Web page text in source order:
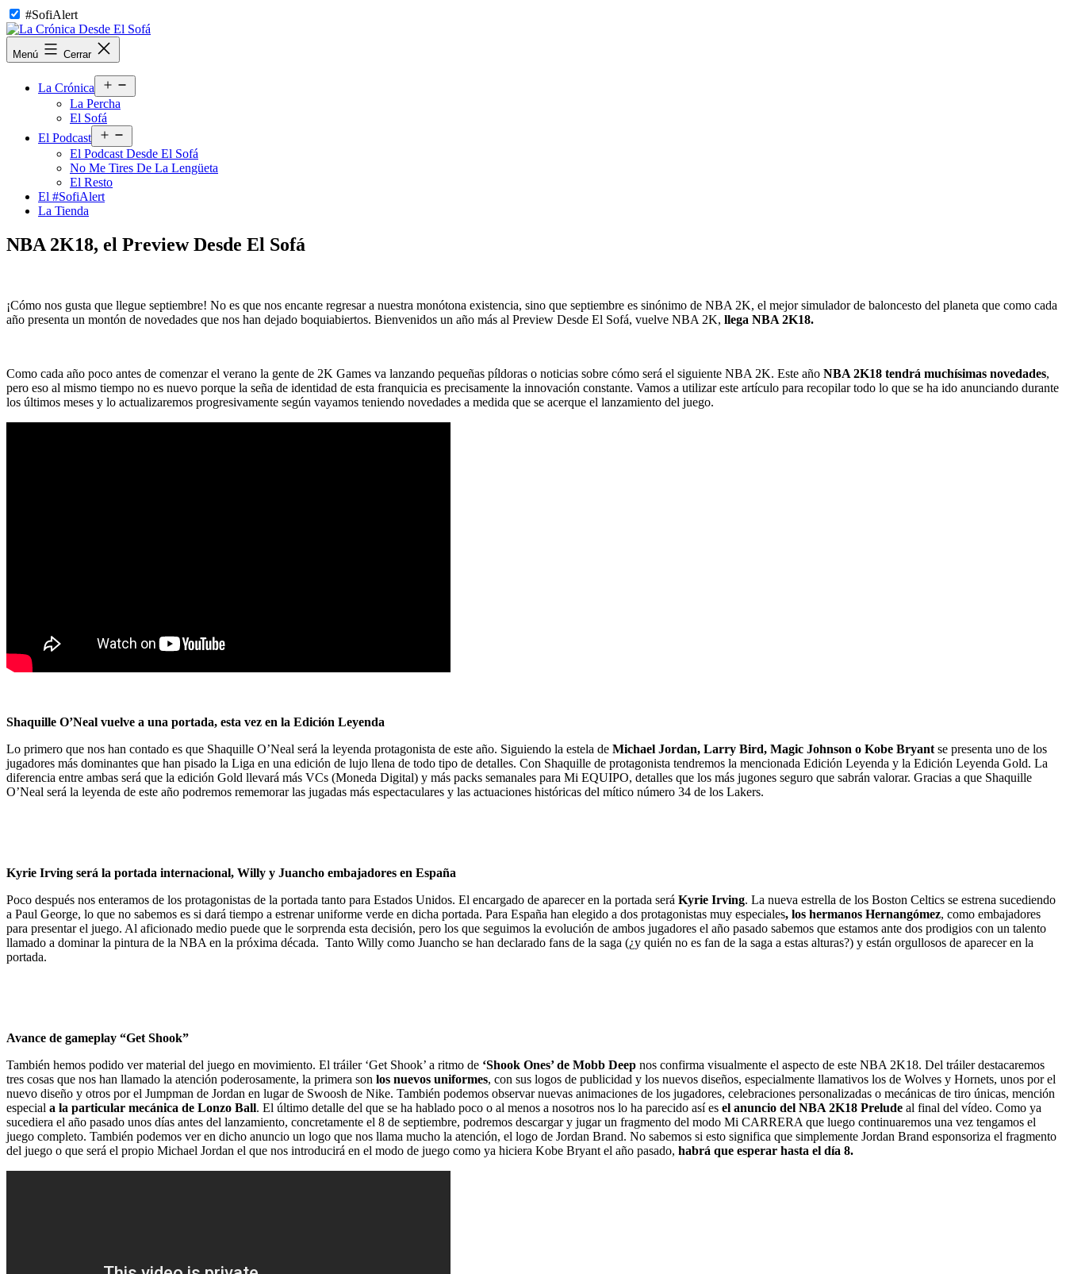
Saltar
al
contenido
#SofiAlert
La
Crónica
Menú Cerrar
La Crónica
el
La Percha
El Sofá
El Podcast
el
menú
El Podcast Desde El Sofá
No Me Tires De La Lengüeta
El Resto
El #SofiAlert
La Tienda
NBA 2K18, el Preview Desde El Sofá
¡Cómo nos gusta que llegue septiembre! No es que nos encante regresar a nuestra monótona existencia, sino que septiembre es sinónimo de NBA 2K, el mejor simulador de baloncesto del planeta que como cada
año presenta un montón de novedades que nos han dejado boquiabiertos. Bienvenidos un año más al Preview Desde El Sofá, vuelve NBA 2K, llega NBA 2K18.
Como cada año poco antes de comenzar el verano la gente de 2K Games va lanzando pequeñas píldoras o noticias sobre cómo será el siguiente NBA 2K. Este año NBA 2K18 tendrá muchísimas novedades,
pero eso al mismo tiempo no es nuevo porque la seña de identidad de esta franquicia es precisamente la innovación constante. Vamos a utilizar este artículo para recopilar todo lo que se ha ido anunciando durante
los últimos meses y lo actualizaremos progresivamente según vayamos teniendo novedades a medida que se acerque el lanzamiento del juego.
Shaquille O’Neal vuelve a una portada, esta vez en la Edición Leyenda
Lo primero que nos han contado es que Shaquille O’Neal será la leyenda protagonista de este año. Siguiendo la estela de Michael Jordan, Larry Bird, Magic Johnson o Kobe Bryant se presenta uno de los
jugadores más dominantes que han pisado la Liga en una edición de lujo llena de todo tipo de detalles. Con Shaquille de protagonista tendremos la mencionada Edición Leyenda y la Edición Leyenda Gold. La
diferencia entre ambas será que la edición Gold llevará más VCs (Moneda Digital) y más packs semanales para Mi EQUIPO, detalles que los más jugones seguro que sabrán valorar. Gracias a que Shaquille
O’Neal será la leyenda de este año podremos rememorar las jugadas más espectaculares y las actuaciones históricas del mítico número 34 de los Lakers.
Kyrie Irving será la portada internacional, Willy y Juancho embajadores en España
Poco después nos enteramos de los protagonistas de la portada tanto para Estados Unidos. El encargado de aparecer en la portada será Kyrie Irving. La nueva estrella de los Boston Celtics se estrena sucediendo
a Paul George, lo que no sabemos es si dará tiempo a estrenar uniforme verde en dicha portada. Para España han elegido a dos protagonistas muy especiales, los hermanos Hernangómez, como embajadores
para presentar el juego. Al aficionado medio puede que le sorprenda esta decisión, pero los que seguimos la evolución de ambos jugadores el año pasado sabemos que estamos ante dos prodigios con un talento
llamado a dominar la pintura de la NBA en la próxima década. Tanto Willy como Juancho se han declarado fans de la saga (¿y quién no es fan de la saga a estas alturas?) y están orgullosos de aparecer en la
portada.
Avance de gameplay “Get Shook”
También hemos podido ver material del juego en movimiento. El tráiler ‘Get Shook’ a ritmo de ‘Shook Ones’ de Mobb Deep nos confirma visualmente el aspecto de este NBA 2K18. Del tráiler destacaremos
tres cosas que nos han llamado la atención poderosamente, la primera son los nuevos uniformes, con sus logos de publicidad y los nuevos diseños, especialmente llamativos los de Wolves y Hornets, unos por el
nuevo diseño y otros por el Jumpman de Jordan en lugar de Swoosh de Nike. También podemos observar nuevas animaciones de los jugadores, celebraciones personalizadas o mecánicas de tiro únicas, mención
especial a la particular mecánica de Lonzo Ball. El último detalle del que se ha hablado poco o al menos a nosotros nos lo ha parecido así es el anuncio del NBA 2K18 Prelude al final del vídeo. Como ya
sucediera el año pasado unos días antes del lanzamiento, concretamente el 8 de septiembre, podremos descargar y jugar un fragmento del modo Mi CARRERA que luego continuaremos una vez tengamos el
juego completo. También podemos ver en dicho anuncio un logo que nos llama mucho la atención, el logo de Jordan Brand. No sabemos si esto significa que simplemente Jordan Brand esponsoriza el fragmento
del juego o que será el propio Michael Jordan el que nos introducirá en el modo de juego como ya hiciera Kobe Bryant el año pasado, habrá que esperar hasta el día 8.